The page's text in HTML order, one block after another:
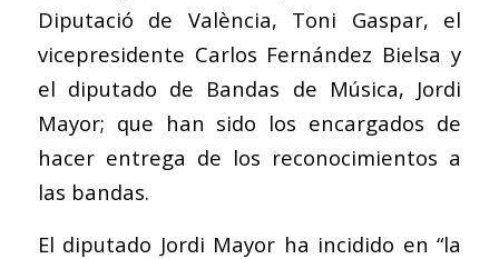
Diputació de València, Toni Gaspar, el
vicepresidente Carlos Fernández Bielsa y
el diputado de Bandas de Música, Jordi
Mayor; que han sido los encargados de
hacer entrega de los reconocimientos a
las bandas.
El diputado Jordi Mayor ha incidido en “la